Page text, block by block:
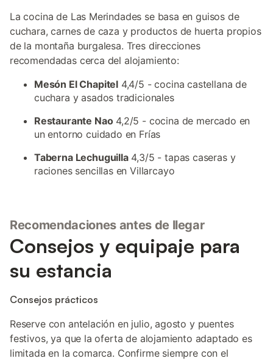
La cocina de Las Merindades se basa en guisos de
cuchara, carnes de caza y productos de huerta propios
de la montaña burgalesa. Tres direcciones
recomendadas cerca del alojamiento:
Mesón El Chapitel 4,4/5 - cocina castellana de
cuchara y asados tradicionales
Restaurante Nao4,2/5 - cocina de mercado en
un entorno cuidado en Frías
Taberna Lechuguilla4,3/5 - tapas caseras y
raciones sencillas en Villarcayo
Recomendaciones antes de llegar
Consejos y equipaje para
su estancia
Consejos prácticos
Reserve con antelación en julio, agosto y puentes
festivos, ya que la oferta de alojamiento adaptado es
limitada en la comarca. Confirme siempre con el